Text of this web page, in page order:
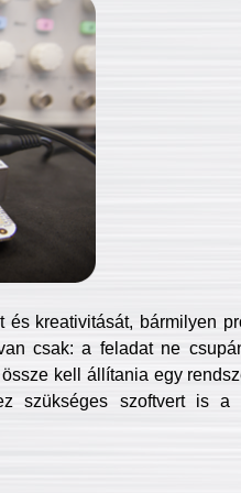
kreativitását, bármilyen
csak: a feladat ne
kell állítania egy
szükséges szoftvert is a